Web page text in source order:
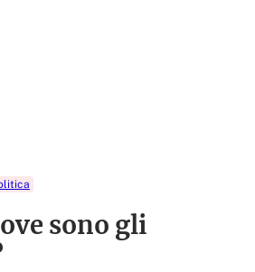
sono gli